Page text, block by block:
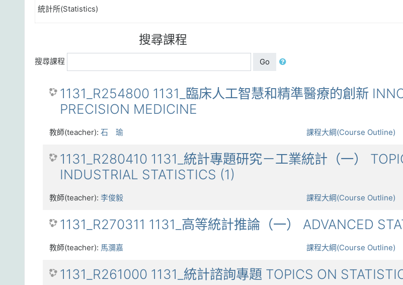
統計所(Statistics)
搜尋課程
搜尋課程 Go
1131_R254800 1131_臨床人工智慧和精準醫療的創新
PRECISION MEDICINE
課程大綱(Course Outline)
教師(teacher): 石 瑜
1131_R280410 1131_統計專題研究－工業統計（一）
INDUSTRIAL STATISTICS (1)
課程大綱(Course Outline)
教師(teacher): 李俊毅
1131_R270311 1131_高等統計推論（一） ADVANCED
課程大綱(Course Outline)
教師(teacher): 馬瀰嘉
1131_R261000 1131_統計諮詢專題 TOPICS ON